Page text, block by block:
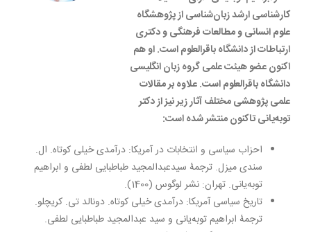
کارشناسی ارشد زبان‌شناسی از پژوهشگاه
علوم انسانی و مطالعات فرهنگی و دکتری
ارتباطات از دانشگاه باقرالعلوم است. او هم
اکنون عضو هیئت علمی گروه زبان انگلیسی
دانشگاه باقرالعلوم است. علاوه بر مقالات
علمی پژوهشی مختلف آثار زیر نیز از دکتر
توبه‌یانی تاکنون منتشر شده است:
احزاب سیاسی و انتخابات در آمریکا: درآمدی خیلی کوتاه. ال.
سندی میزل. ترجمۀ سیدعبدالمجید طباطبایی لطفی و ابراهیم
توبه‌یانی. تهران: نشر لوگوس (1400).
تاریخ سیاسی آمریکا: درآمدی خیلی کوتاه. دونالد تی. کریچلو.
ترجمۀ ابراهیم توبه‌یانی و سید عبدالمجید طباطبایی لطفی.